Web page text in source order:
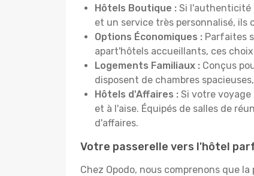
Hôtels Boutique : Si l'authenticité
et un service très personnalisé, ils
Options Économiques : Parfaites
apart'hôtels accueillants, ces
Logements Familiaux : Conçus
disposent de chambres
Hôtels d'Affaires : Si votre
et à l'aise. Équipés de salles de
d'affaires.
Votre passerelle vers l'hôtel
Chez Opodo, nous comprenons que